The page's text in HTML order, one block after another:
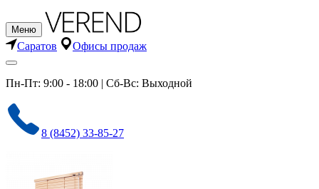
Меню
Саратов Офисы продаж
Пн-Пт: 9:00 - 18:00 | Сб-Вс: Выходной
8 (8452) 33-85-27